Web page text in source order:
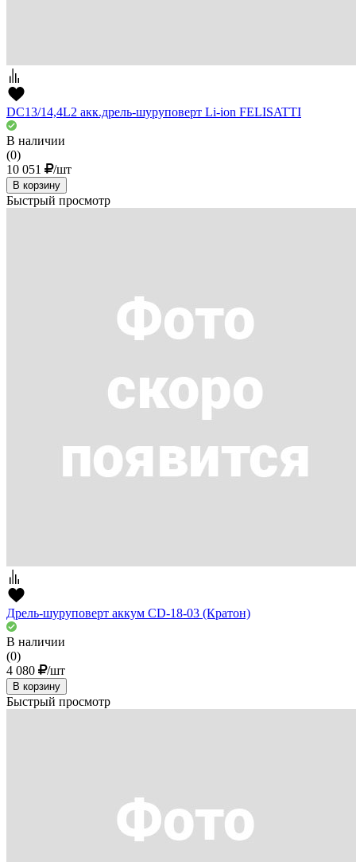
DC13/14,4L2 акк.дрель-шуруповерт Li-ion FELISATTI
В наличии
(0)
10 051
/шт
В корзину
Быстрый просмотр
Дрель-шуруповерт аккум CD-18-03 (Кратон)
В наличии
(0)
4 080
/шт
В корзину
Быстрый просмотр